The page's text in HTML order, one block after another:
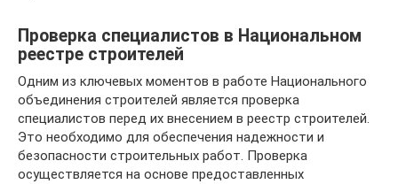
Проверка специалистов в Национальном
реестре строителей
Одним из ключевых моментов в работе Национального
объединения строителей является проверка
специалистов перед их внесением в реестр строителей.
Это необходимо для обеспечения надежности и
безопасности строительных работ. Проверка
осуществляется на основе предоставленных